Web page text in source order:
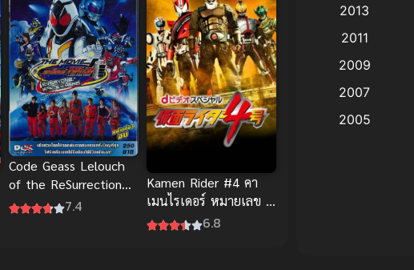
Code Geass Lelouch
of the ReSurrection
โค้ดกีอัส การคืนชีพของ
7.4
Kamen Rider #4 คา
เมนไรเดอร์ หมายเลข 4
ซับไทย
6.8
anime(9)
Big tits (นมใหญ่)
Bitch (ผู้หญิงร่าน)
2013
2011
2009
2007
2005